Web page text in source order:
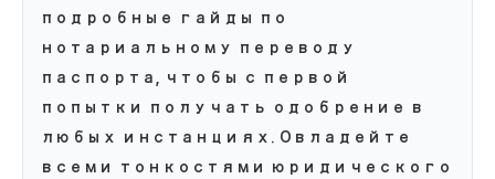
подробные гайды по
нотариальному переводу
паспорта, чтобы с первой
попытки получать одобрение в
любых инстанциях. Овладейте
всеми тонкостями юридического